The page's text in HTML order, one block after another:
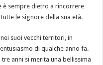
è sempre dietro a rincorrere
le signore della sua età.
suoi vecchi territori, in
di qualche anno fa.
anni si merita una bellissima